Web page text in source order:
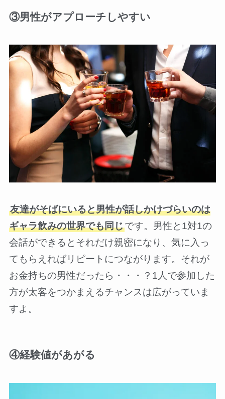
③男性がアプローチしやすい
友達がそばにいると男性が話しかけづらいのは
ギャラ飲みの世界でも同じです。男性と1対1の
会話ができるとそれだけ親密になり、気に入っ
てもらえればリピートにつながります。それが
お金持ちの男性だったら・・・？1人で参加した
方が太客をつかまえるチャンスは広がっていま
すよ。
④経験値があがる